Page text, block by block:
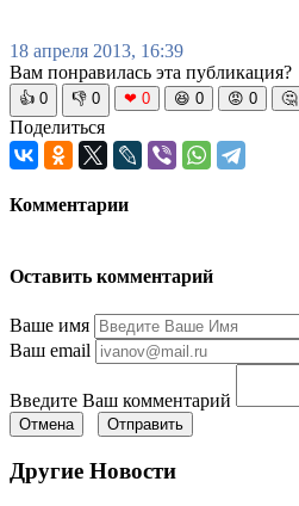
18 апреля 2013, 16:39
Вам понравилась эта публикация?
👍 0 👎 0 ❤ 0 😆 0 😡 0 🤔
Поделиться
Комментарии
Оставить комментарий
Ваше имя
Ваш email
Введите Ваш комментарий
Отмена Отправить
Другие Новости